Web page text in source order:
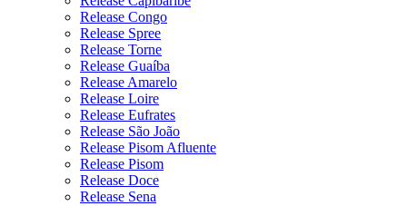
Release Congo
Release Spree
Release Torne
Release Guaíba
Release Amarelo
Release Loire
Release Eufrates
Release São João
Release Pisom Afluente
Release Pisom
Release Doce
Release Sena